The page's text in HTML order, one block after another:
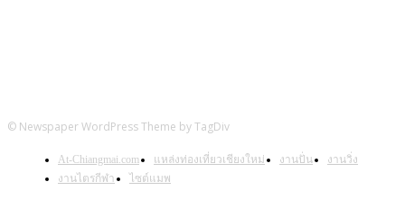
© Newspaper WordPress Theme by TagDiv
At-Chiangmai.com แหล่งท่องเที่ยวเชียงใหม่ งานปั่น
งานวิ่ง
งานไตรกีฬา
ไซต์แมพ